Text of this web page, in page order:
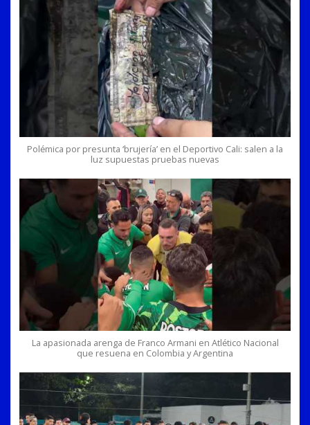
Polémica por presunta ‘brujería’ en el Deportivo Cali: salen a la
luz supuestas pruebas nuevas
La apasionada arenga de Franco Armani en Atlético Nacional
que resuena en Colombia y Argentina